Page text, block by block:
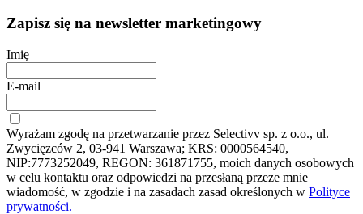
Zapisz się na newsletter marketingowy
Imię
E-mail
Wyrażam zgodę na przetwarzanie przez Selectivv sp. z o.o., ul.
Zwycięzców 2, 03-941 Warszawa; KRS: 0000564540,
NIP:7773252049, REGON: 361871755, moich danych osobowych
w celu kontaktu oraz odpowiedzi na przesłaną przeze mnie
wiadomość, w zgodzie i na zasadach zasad określonych w Polityce
prywatności.